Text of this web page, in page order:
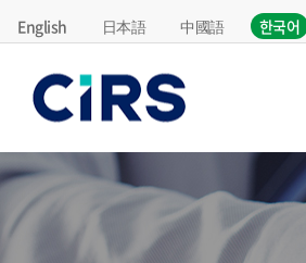
English 日本語 中國語 한국어